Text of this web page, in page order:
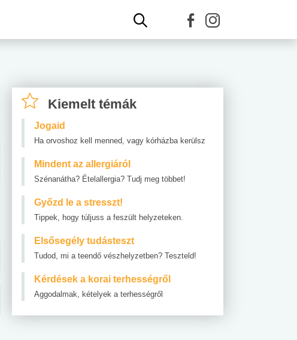
Kiemelt témák
Jogaid
Ha orvoshoz kell menned, vagy kórházba kerülsz
Mindent az allergiáról
Szénanátha? Ételallergia? Tudj meg többet!
Győzd le a stresszt!
Tippek, hogy túljuss a feszült helyzeteken.
Elsősegély tudásteszt
Tudod, mi a teendő vészhelyzetben? Teszteld!
Kérdések a korai terhességről
Aggodalmak, kételyek a terhességről